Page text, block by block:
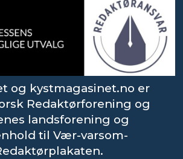
og kystmagasinet.no er
Redaktørforening og
landsforening og
til Vær-varsom-